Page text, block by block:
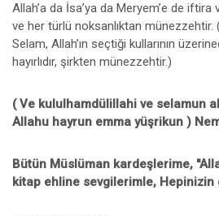
Allah’a da İsa’ya da Meryem’e de
ve her türlü noksanlıktan münezzehtir.
Selam, Allah’ın seçtiği kullarının
hayırlıdır, şirkten münezzehtir.)
( Ve kululhamdülillahi ve selamun
Allahu hayrun emma yüşrikun )
Bütün Müslüman kardeşlerime,
kitap ehline sevgilerimle,